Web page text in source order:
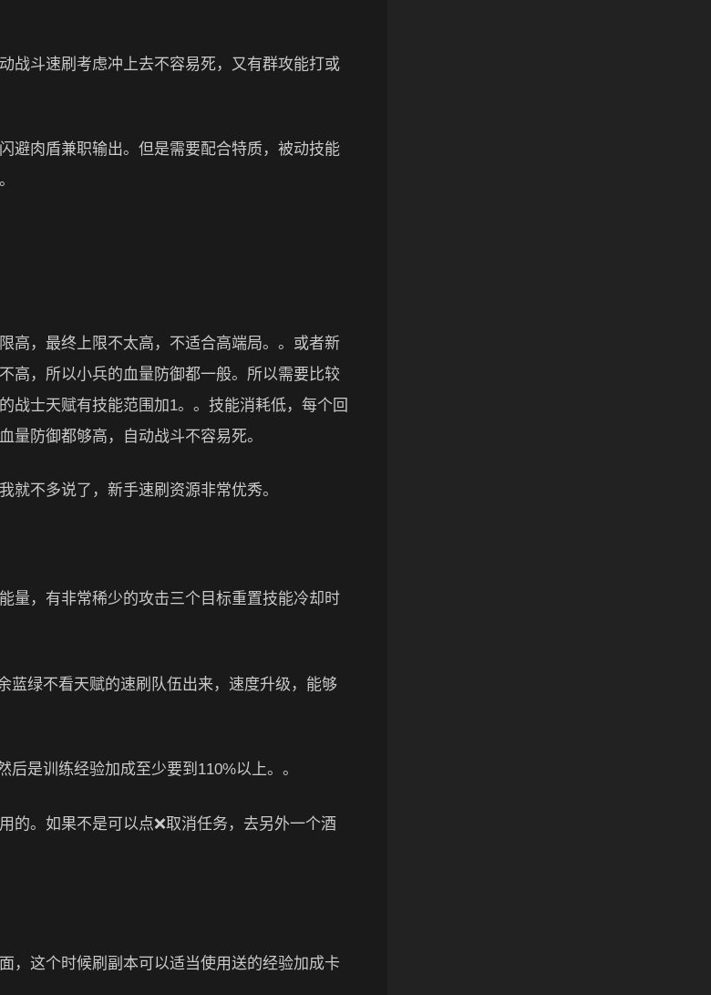
战斗速刷考虑冲上去不容易死，又有群攻能打或
避肉盾兼职输出。但是需要配合特质，被动技能
高，最终上限不太高，不适合高端局。。或者新
高，所以小兵的血量防御都一般。所以需要比较
战士天赋有技能范围加1。。技能消耗低，每个回
量防御都够高，自动战斗不容易死。
不多说了，新手速刷资源非常优秀。
量，有非常稀少的攻击三个目标重置技能冷却时
蓝绿不看天赋的速刷队伍出来，速度升级，能够
是训练经验加成至少要到110%以上。。
的。如果不是可以点❌取消任务，去另外一个酒
，这个时候刷副本可以适当使用送的经验加成卡